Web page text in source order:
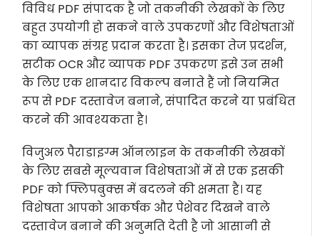
विविध PDF संपादक है जो तकनीकी लेखकों के लिए
बहुत उपयोगी हो सकने वाले उपकरणों और विशेषताओं
का व्यापक संग्रह प्रदान करता है। इसका तेज प्रदर्शन,
सटीक OCR और व्यापक PDF उपकरण इसे उन सभी
के लिए एक शानदार विकल्प बनाते हैं जो नियमित
रूप से PDF दस्तावेज बनाने, संपादित करने या प्रबंधित
करने की आवश्यकता है।
विजुअल पैराडाइग्म ऑनलाइन के तकनीकी लेखकों
के लिए सबसे मूल्यवान विशेषताओं में से एक इसकी
PDF को फ्लिपबुक्स में बदलने की क्षमता है। यह
विशेषता आपको आकर्षक और पेशेवर दिखने वाले
दस्तावेज बनाने की अनुमति देती है जो आसानी से